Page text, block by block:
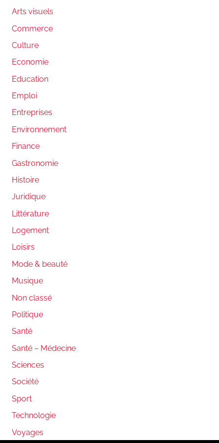
Arts visuels
Commerce
Culture
Economie
Education
Emploi
Entreprises
Environnement
Finance
Gastronomie
Histoire
Juridique
Littérature
Logement
Loisirs
Mode & beauté
Musique
Non classé
Politique
Santé
Santé – Médecine
Sciences
Société
Sport
Technologie
Voyages